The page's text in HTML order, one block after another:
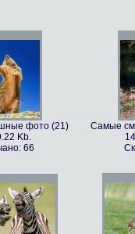
фото (10)
Kb.
Самые
фото (21)
Kb.
66
Самые